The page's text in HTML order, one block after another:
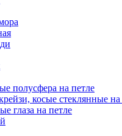
полусфера на петле
косые стеклянные на
глаза на петле